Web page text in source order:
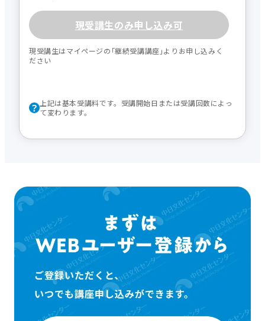
現受講生のみ申し込み可
現受講生はマイページの｢継続受講講座｣よりお申し込みく
ださい
上記は基本受講料です。受講開始日または受講回数によっ
て変わります。